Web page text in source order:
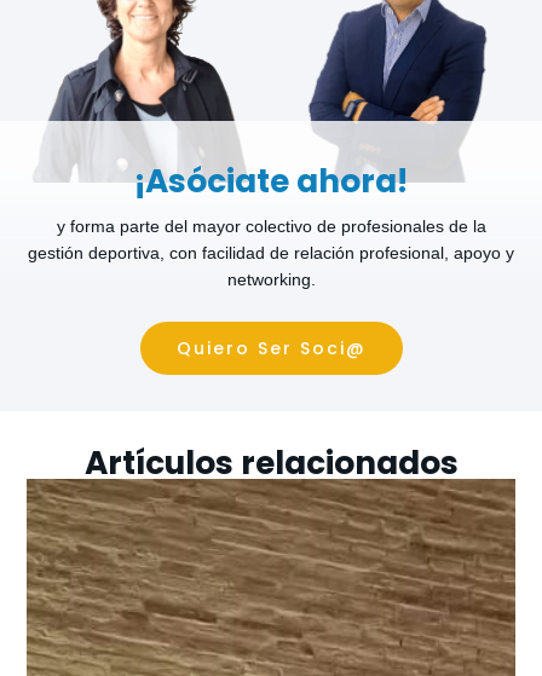
¡Asóciate ahora!
y forma parte del mayor colectivo de profesionales de la
gestión deportiva, con facilidad de relación profesional, apoyo y
networking.
Quiero Ser Soci@
Artículos relacionados